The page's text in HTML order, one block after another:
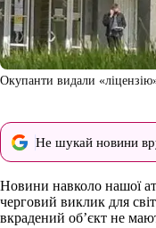
Окупанти видали
Не шукай новини
Новини навколо нашої
черговий виклик для
вкрадений об’єкт не